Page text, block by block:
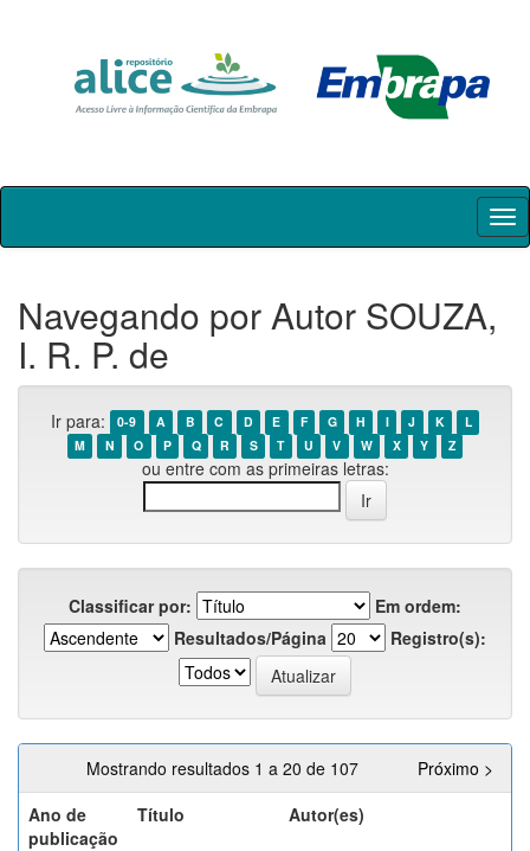
Skip
Navegando por Autor SOUZA,
I. R. P. de
Ir para: 0-9 A B C D E F G H I J K
L
M
N O P Q R S T U V W X Y Z
ou entre com as primeiras letras:
Classificar por:
Em ordem:
Resultados/Página
Registro(s):
Mostrando resultados 1 a 20 de 107
Próximo >
Ano de
publicação
Título Autor(es)